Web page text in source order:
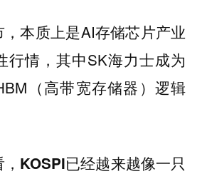
本质上是AI存储芯片产业
行情，其中SK海力士成为
（高带宽存储器）逻辑
KOSPI已经越来越像一只